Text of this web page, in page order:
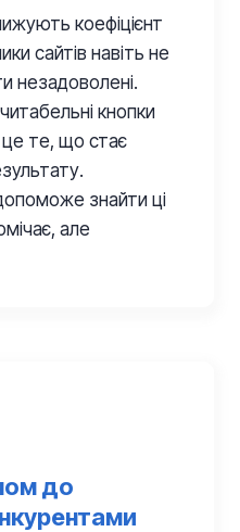
коефіцієнт
сайтів навіть не
незадоволені.
кнопки
це те, що стає
знайти ці
але
до